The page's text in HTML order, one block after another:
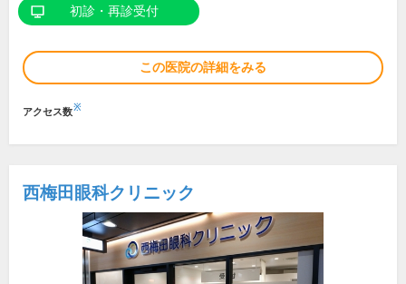
初診・再診受付
この医院の詳細をみる
アクセス数※
西梅田眼科クリニック